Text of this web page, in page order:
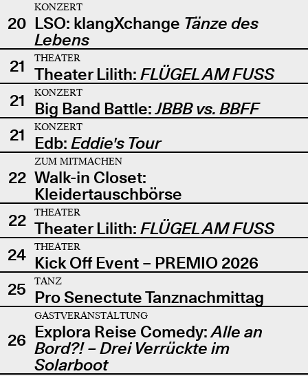
20
KONZERT
LSO: klangXchange Tänze des
Lebens
21
THEATER
Theater Lilith: FLÜGEL AM FUSS
21
KONZERT
Big Band Battle:JBBB vs. BBFF
21
KONZERT
Edb: Eddie's Tour
22
ZUM MITMACHEN
Walk-in Closet:
Kleidertauschbörse
22
THEATER
Theater Lilith: FLÜGEL AM FUSS
24
THEATER
Kick Off Event – PREMIO 2026
25
TANZ
Pro Senectute Tanznachmittag
26
GASTVERANSTALTUNG
Explora Reise Comedy:Alle an
Bord?! – Drei Verrückte im
Solarboot